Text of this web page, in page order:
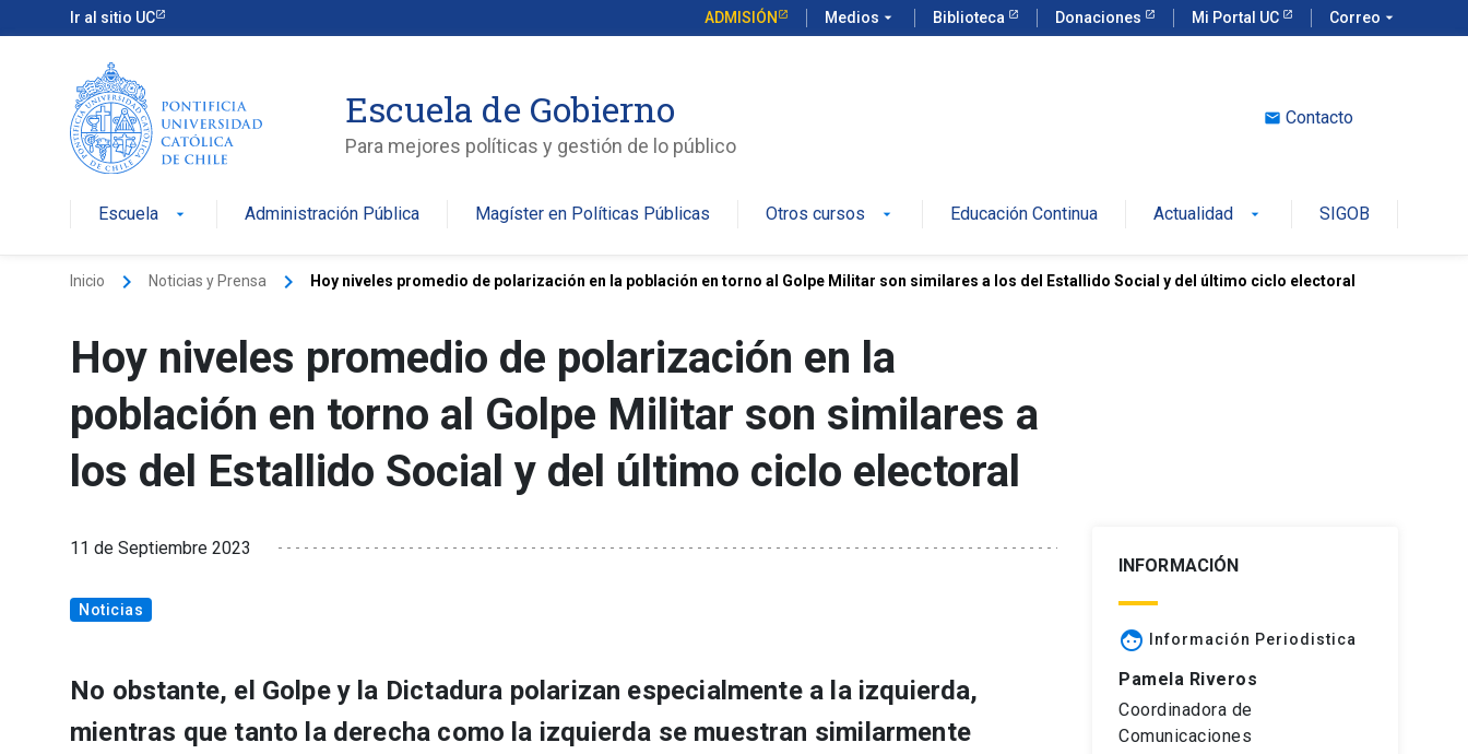
Ir al sitio UC ADMISIÓN Medios arrow_drop_down Biblioteca Donaciones Mi Portal UC Correo arrow_drop_down
Escuela de Gobierno
Para mejores políticas y gestión de lo público
email Contacto
Escuela arrow_drop_down Administración Pública Magíster en Políticas Públicas Otros cursos arrow_drop_down Educación Continua Actualidad arrow_drop_down SIGOB
Inicio keyboard_arrow_right Noticias y Prensa keyboard_arrow_right Hoy niveles promedio de polarización en la población en torno al Golpe Militar son similares a los del Estallido Social y del último ciclo electoral
Hoy niveles promedio de polarización en la
población en torno al Golpe Militar son similares a
los del Estallido Social y del último ciclo electoral
11 de Septiembre 2023
Noticias
No obstante, el Golpe y la Dictadura polarizan especialmente a la izquierda,
mientras que tanto la derecha como la izquierda se muestran similarmente
INFORMACIÓN
face Información Periodistica
Pamela Riveros
Coordinadora de
Comunicaciones